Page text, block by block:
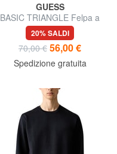
GUESS
BASIC TRIANGLE Felpa a
girocollo
20% SALDI
70,00 € 56,00 €
Spedizione gratuita